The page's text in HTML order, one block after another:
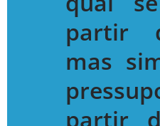
partir
mas
partir